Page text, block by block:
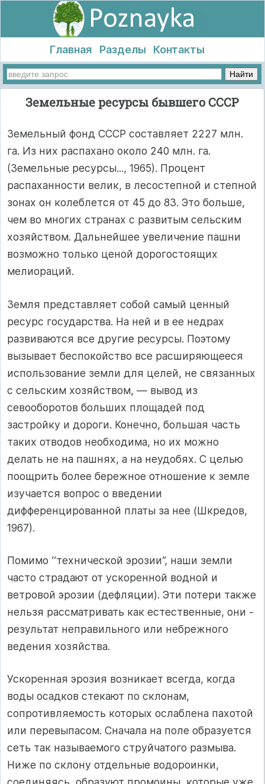
Главная Разделы Контакты
Земельные ресурсы бывшего СССР
Земельный фонд СССР составляет 2227 млн.
га. Из них распахано около 240 млн. га.
(Земельные ресурсы..., 1965). Процент
распаханности велик, в лесостепной и степной
зонах он колеблется от 45 до 83. Это больше,
чем во многих странах с развитым сельским
хозяйством. Дальнейшее увеличение пашни
возможно только ценой дорогостоящих
мелиораций.
Земля представляет собой самый ценный
ресурс государства. На ней и в ее недрах
развиваются все другие ресурсы. Поэтому
вызывает беспокойство все расширяющееся
использование земли для целей, не связанных
с сельским хозяйством, — вывод из
севооборотов больших площадей под
застройку и дороги. Конечно, большая часть
таких отводов необходима, но их можно
делать не на пашнях, а на неудобях. С целью
поощрить более бережное отношение к земле
изучается вопрос о введении
дифференцированной платы за нее (Шкредов,
1967).
Помимо ’’технической эрозии”, наши земли
часто страдают от ускоренной водной и
ветровой эрозии (дефляции). Эти потери также
нельзя рассматривать как естественные, они -
результат неправильного или небрежного
ведения хозяйства.
Ускоренная эрозия возникает всегда, когда
воды осадков стекают по склонам,
сопротивляемость которых ослаблена пахотой
или перевыпасом. Сначала на поле образуется
сеть так называемого струйчатого размыва.
Ниже по склону отдельные водороинки,